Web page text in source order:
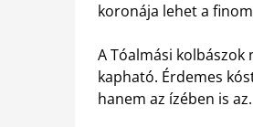
koronája lehet a
A Tóalmási
kapható. Érdemes
hanem az ízében is az.